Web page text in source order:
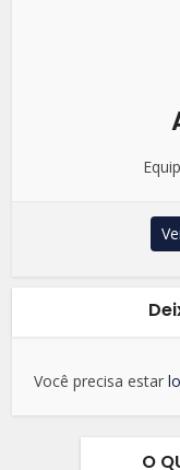
Você precisa estar
O